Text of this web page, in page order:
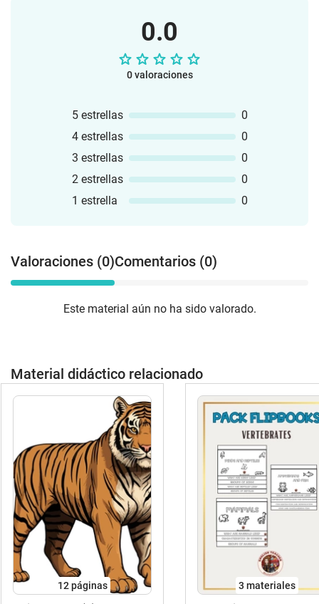
0.0
0 valoraciones
5 estrellas
0
4 estrellas
0
3 estrellas
0
2 estrellas
0
1 estrella
0
Valoraciones (0)Comentarios (0)
Este material aún no ha sido valorado.
Material didáctico relacionado
12páginas 3 materiales